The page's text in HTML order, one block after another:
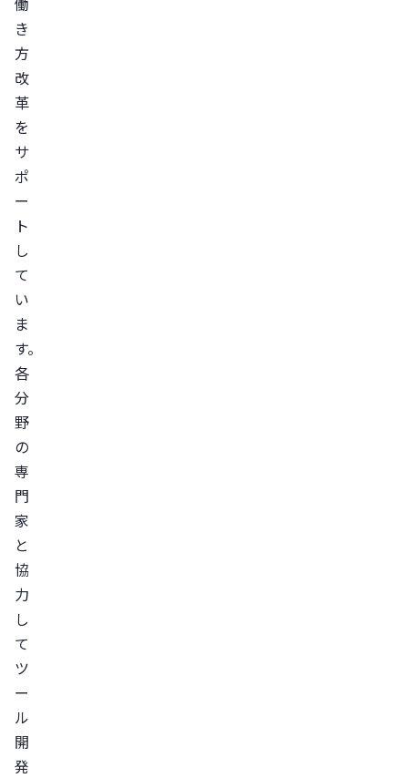
き
方
改
革
を
サ
ポ
ー
ト
し
て
い
ま
す。
各
分
野
の
専
門
家
と
協
力
し
て
ツ
ー
ル
開
発